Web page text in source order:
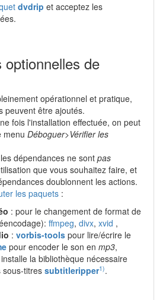
dvdrip et acceptez les
optionnelles de
opérationnel et pratique,
peuvent être ajoutés.
fois l'installation effectuée, on peut
menu Déboguer>Vérifier les
les dépendances ne sont pas
que vous souhaitez faire, et
doublonnent les actions.
les paquets :
: pour le changement de format de
ffmpeg, divx, xvid ,
: vorbis-tools pour lire/écrire le
pour encoder le son en mp3,
la bibliothèque nécessaire
sous-titres subtitleripper1).